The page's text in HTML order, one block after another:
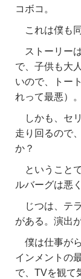
コボコ。
これは僕も
ストーリー
で、子供も大
いので、トー
れって最悪）。
しかも、セ
走り回るので
か？
ということ
ルバーグは悪
じつは、テ
がある。演出が
僕は仕事が
インメントの
で、TVを観て